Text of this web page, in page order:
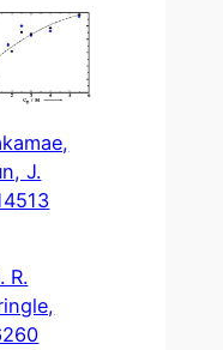
J.
R.